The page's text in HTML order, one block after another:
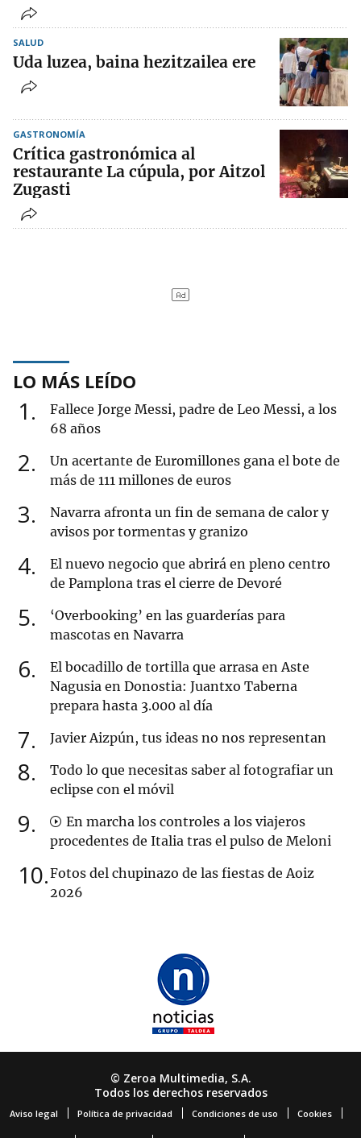
SALUD
Uda luzea, baina hezitzailea ere
GASTRONOMÍA
Crítica gastronómica al
restaurante La cúpula, por Aitzol
Zugasti
LO MÁS LEÍDO
1
Fallece Jorge Messi, padre de Leo Messi, a los
68 años
2
Un acertante de Euromillones gana el bote de
más de 111 millones de euros
3
Navarra afronta un fin de semana de calor y
avisos por tormentas y granizo
4
El nuevo negocio que abrirá en pleno centro
de Pamplona tras el cierre de Devoré
5
‘Overbooking’ en las guarderías para
mascotas en Navarra
6
El bocadillo de tortilla que arrasa en Aste
Nagusia en Donostia: Juantxo Taberna
prepara hasta 3.000 al día
7 Javier Aizpún, tus ideas no nos representan
8
Todo lo que necesitas saber al fotografiar un
eclipse con el móvil
9
En marcha los controles a los viajeros
procedentes de Italia tras el pulso de Meloni
10 Fotos del chupinazo de las fiestas de Aoiz
2026
© Zeroa Multimedia, S.A.
Todos los derechos reservados
Aviso legal Política de privacidad Condiciones de uso Cookies